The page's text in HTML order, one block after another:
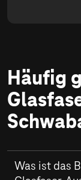
Häufig
Was ist das